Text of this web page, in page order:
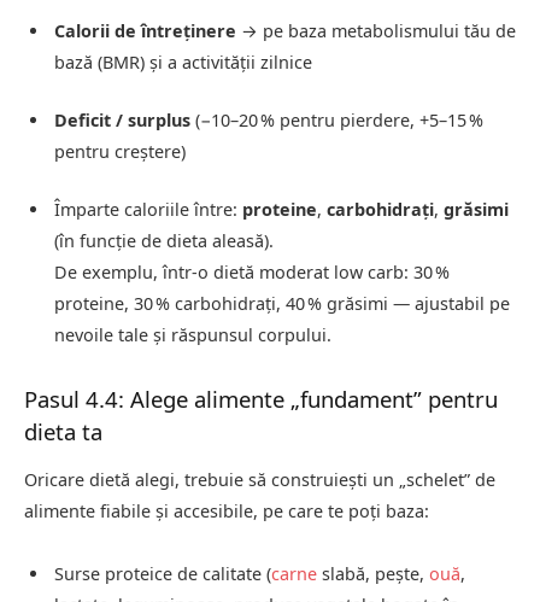
Calorii de întreținere → pe baza metabolismului tău de
bază (BMR) și a activității zilnice
Deficit / surplus (−10–20 % pentru pierdere, +5–15 %
pentru creștere)
Împarte caloriile între: proteine, carbohidrați, grăsimi
(în funcție de dieta aleasă).
De exemplu, într-o dietă moderat low carb: 30 %
proteine, 30 % carbohidrați, 40 % grăsimi — ajustabil pe
nevoile tale și răspunsul corpului.
Pasul 4.4: Alege alimente „fundament” pentru
dieta ta
Oricare dietă alegi, trebuie să construiești un „schelet” de
alimente fiabile și accesibile, pe care te poți baza:
Surse proteice de calitate (carne slabă, pește, ouă,